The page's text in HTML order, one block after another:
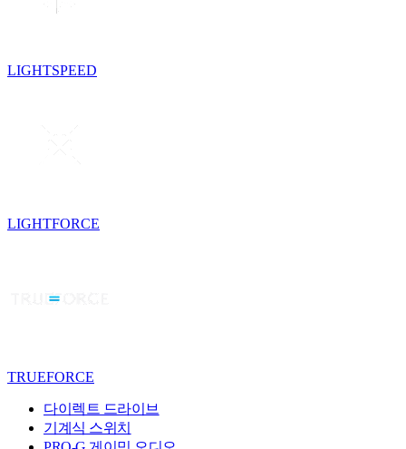
LIGHTSPEED
LIGHTFORCE
TRUEFORCE
다이렉트 드라이브
기계식 스위치